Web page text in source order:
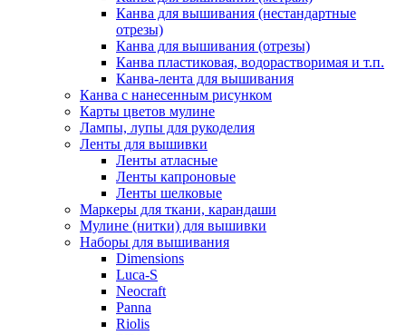
Канва для вышивания (нестандартные
отрезы)
Канва для вышивания (отрезы)
Канва пластиковая, водорастворимая и т.п.
Канва-лента для вышивания
Канва с нанесенным рисунком
Карты цветов мулине
Лампы, лупы для рукоделия
Ленты для вышивки
Ленты атласные
Ленты капроновые
Ленты шелковые
Маркеры для ткани, карандаши
Мулине (нитки) для вышивки
Наборы для вышивания
Dimensions
Luca-S
Neocraft
Panna
Riolis